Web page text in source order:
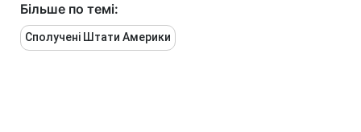
Більше по темі:
Сполучені Штати Америки